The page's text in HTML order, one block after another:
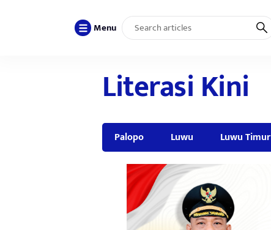
Menu
Literasi Kini
Palopo Luwu Luwu Timur